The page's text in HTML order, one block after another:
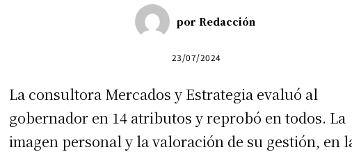
por Redacción
23/07/2024
La consultora Mercados y Estrategia evaluó al
gobernador en 14 atributos y reprobó en todos. La
imagen personal y la valoración de su gestión, en